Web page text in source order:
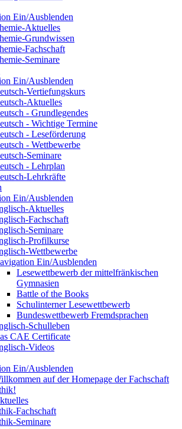
Ein/Ausblenden
Aktuelles
Grundwissen
Fachschaft
Seminare
Ein/Ausblenden
Vertiefungskurs
Aktuelles
- Grundlegendes
- Wichtige Termine
- Leseförderung
- Wettbewerbe
Seminare
- Lehrplan
Lehrkräfte
Ein/Ausblenden
Aktuelles
Fachschaft
Seminare
Profilkurse
Wettbewerbe
Ein/Ausblenden
Lesewettbewerb der mittelfränkischen
Gymnasien
Battle of the Books
Schulinterner Lesewettbewerb
Bundeswettbewerb Fremdsprachen
Schulleben
CAE Certificate
Videos
Ein/Ausblenden
auf der Homepage der Fachschaft
Fachschaft
Seminare